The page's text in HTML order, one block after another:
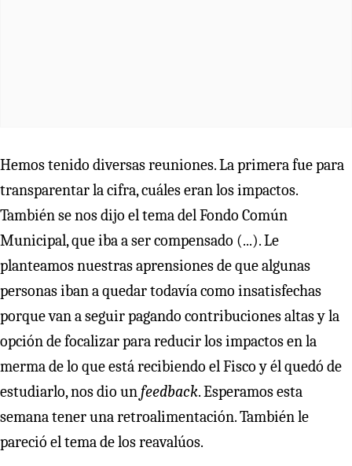
Hemos tenido diversas reuniones. La primera fue para
transparentar la cifra, cuáles eran los impactos.
También se nos dijo el tema del Fondo Común
Municipal, que iba a ser compensado (...). Le
planteamos nuestras aprensiones de que algunas
personas iban a quedar todavía como insatisfechas
porque van a seguir pagando contribuciones altas y la
opción de focalizar para reducir los impactos en la
merma de lo que está recibiendo el Fisco y él quedó de
estudiarlo, nos dio unfeedback. Esperamos esta
semana tener una retroalimentación. También le
pareció el tema de los reavalúos.